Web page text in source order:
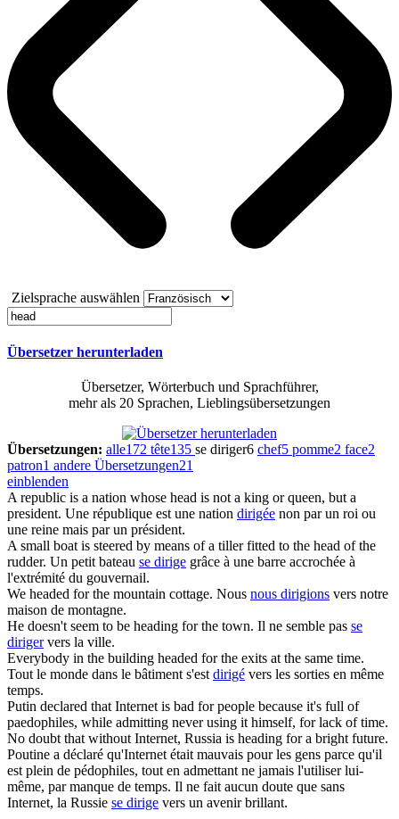
Zielsprache auswählen
Übersetzer herunterladen
Übersetzer, Wörterbuch und Sprachführer,
mehr als 20 Sprachen, Lieblingsübersetzungen
Übersetzungen: alle172 tête135 se diriger6 chef5 pomme2 face2
patron1 andere Übersetzungen21
einblenden
A republic is a nation whose head is not a king or queen, but a
president. Une république est une nation dirigée non par un roi ou
une reine mais par un président.
A small boat is steered by means of a tiller fitted to the head of the
rudder. Un petit bateau se dirige grâce à une barre accrochée à
l'extrémité du gouvernail.
We headed for the mountain cottage. Nous nous dirigions vers notre
maison de montagne.
He doesn't seem to be heading for the town. Il ne semble pas se
dirigervers la ville.
Everybody in the building headed for the exits at the same time.
Tout le monde dans le bâtiment s'estdirigé vers les sorties en même
temps.
Putin declared that Internet is bad for people because it's full of
paedophiles, while admitting never using it himself, for lack of time.
No doubt that without Internet, Russia is heading for a bright future.
Poutine a déclaré qu'Internet était mauvais pour les gens parce qu'il
est plein de pédophiles, tout en admettant ne jamais l'utiliser lui-
même, par manque de temps. Il ne fait aucun doute que sans
Internet, la Russie se dirige vers un avenir brillant.